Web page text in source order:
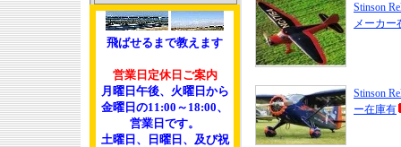
飛ばせるまで教えます
営業日定休日ご案内
月曜日午後、火曜日から
金曜日の11:00～18:00、
営業日です。
土曜日、日曜日、及び祝
Stinson
メーカー
Stinson
ー在庫有